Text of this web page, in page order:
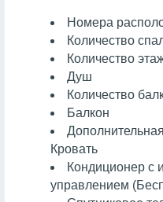
Номера
Количество
Количество
Душ
Количество
Балкон
Кровать
Кондиционер с
управлением